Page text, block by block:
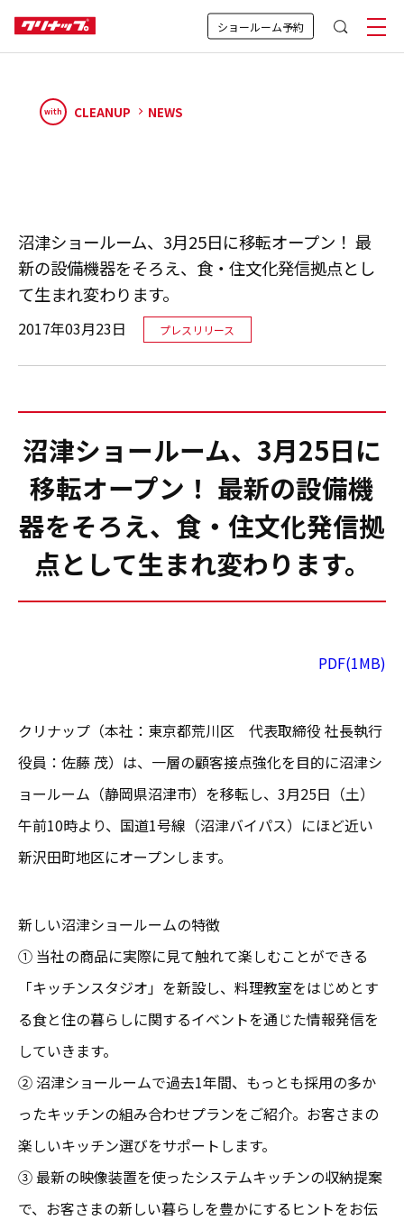
ショールーム予約
with CLEANUP NEWS
沼津ショールーム、3月25日に移転オープン！ 最
新の設備機器をそろえ、食・住文化発信拠点とし
て生まれ変わります。
2017年03月23日 プレスリリース
沼津ショールーム、3月25日に
移転オープン！ 最新の設備機
器をそろえ、食・住文化発信拠
点として生まれ変わります。
PDF(1MB)
クリナップ（本社：東京都荒川区 代表取締役 社長執行
役員：佐藤 茂）は、一層の顧客接点強化を目的に沼津シ
ョールーム（静岡県沼津市）を移転し、3月25日（土）
午前10時より、国道1号線（沼津バイパス）にほど近い
新沢田町地区にオープンします。
新しい沼津ショールームの特徴
① 当社の商品に実際に見て触れて楽しむことができる
「キッチンスタジオ」を新設し、料理教室をはじめとす
る食と住の暮らしに関するイベントを通じた情報発信を
していきます。
② 沼津ショールームで過去1年間、もっとも採用の多か
ったキッチンの組み合わせプランをご紹介。お客さまの
楽しいキッチン選びをサポートします。
③ 最新の映像装置を使ったシステムキッチンの収納提案
で、お客さまの新しい暮らしを豊かにするヒントをお伝